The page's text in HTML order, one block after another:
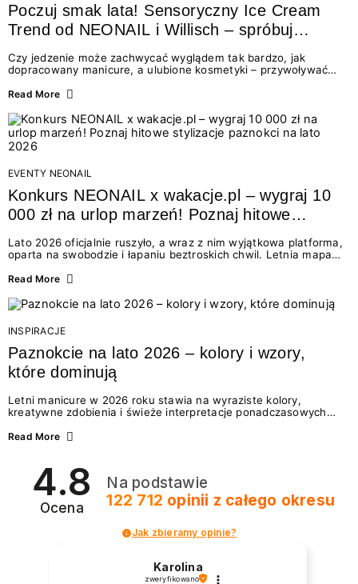
Poczuj smak lata! Sensoryczny Ice Cream
Trend od NEONAIL i Willisch – spróbuj
nowych lodów i odbierz prezent!
Czy jedzenie może zachwycać wyglądem tak bardzo, jak
dopracowany manicure, a ulubione kosmetyki – przywoływać
świata beauty i oszałamiających deserów to coś więcej niż
zmysłami: przez soczysty kolor, aksamitną teksturę,
orzeźwiający zapach i słodki akcent na podniebieniu. Tego lata
NEONAIL łączy siły z marką Willisch, tworząc unikalny projekt
na styku jedzenia i piękna....
Read More
EVENTY NEONAIL
Konkurs NEONAIL x wakacje.pl – wygraj 10
000 zł na urlop marzeń! Poznaj hitowe
Lato 2026 oficjalnie ruszyło, a wraz z nim wyjątkowa platforma,
oparta na swobodzie i łapaniu beztroskich chwil. Letnia mapa
doświadczenia wakacji – od spontanicznych wyjazdów, przez
Motywem przewodnim jest eksplorowanie i kolekcjonowanie
letnich momentów. Z tej okazji przygotowaliśmy coś absolutnie
wyjątkowego: wielki konkurs z wakacje.pl oraz dawkę
najgorętszych trendów w...
Read More
INSPIRACJE
Paznokcie na lato 2026 – kolory i wzory,
które dominują
Letni manicure w 2026 roku stawia na wyraziste kolory,
kreatywne zdobienia i świeże interpretacje ponadczasowych
zarówno energetycznych odcieni inspirowanych wakacjami, jak
2026? Znajdź inspirację dla swojego manicure!
Read More
4.8
Ocena
Na podstawie
122 712 opinii z całego okresu
Jak zbieramy opinie?
Karolina
zweryfikowano